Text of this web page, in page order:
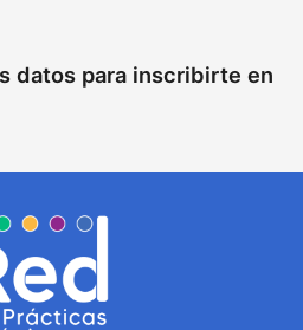
datos para inscribirte en